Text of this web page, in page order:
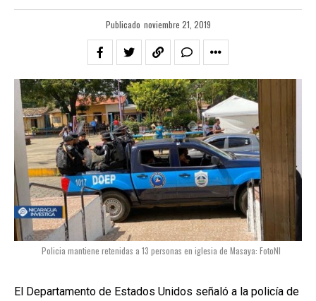
Publicado noviembre 21, 2019
Policia mantiene retenidas a 13 personas en iglesia de Masaya: FotoNI
El Departamento de Estados Unidos señaló a la policía de